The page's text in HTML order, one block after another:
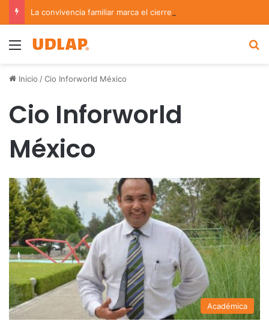
Menu
Inicio /Cio Inforworld México
Cio Inforworld
México
Académica